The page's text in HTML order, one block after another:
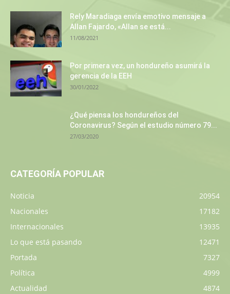
Rely Maradiaga envía emotivo mensaje a
Allan Fajardo, «Allan se está...
11/08/2021
Por primera vez, un hondureño asumirá la
gerencia de la EEH
30/01/2022
¿Qué piensa los hondureños del
Coronavirus? Según el estudio número 79...
27/03/2020
CATEGORÍA POPULAR
Noticia
20954
Nacionales
17182
Internacionales
13935
Lo que está pasando
12471
Portada
7327
Política
4999
Actualidad
4874